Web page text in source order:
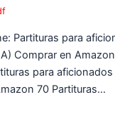
Partituras para
Comprar en
para aficionados
70 Partituras…